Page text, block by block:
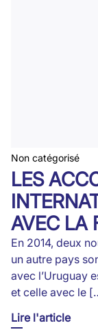
Non catégorisé
LES
AVEC LA
En 2014, deux
un autre pays
avec l’Uruguay
et celle avec le
Lire l'article